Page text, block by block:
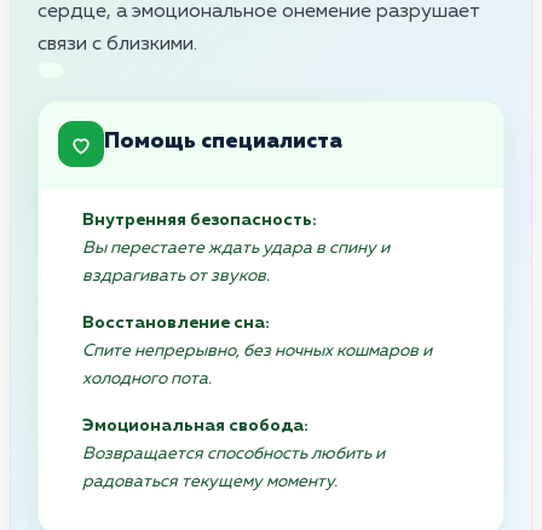
сердце, а эмоциональное онемение разрушает
связи с близкими.
Помощь специалиста
Внутренняя безопасность:
Вы перестаете ждать удара в спину и
вздрагивать от звуков.
Восстановление сна:
Спите непрерывно, без ночных кошмаров и
холодного пота.
Эмоциональная свобода:
Возвращается способность любить и
радоваться текущему моменту.